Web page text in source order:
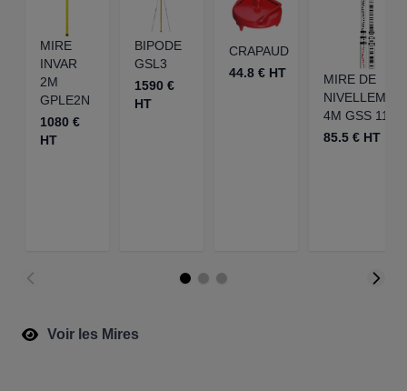
MIRE
INVAR
2M
GPLE2N
1080 €
HT
BIPODE
GSL3
1590 €
HT
CRAPAUD
44.8 € HT
MIRE DE
4M GSS 112-3
85.5 € HT
Voir les Mires